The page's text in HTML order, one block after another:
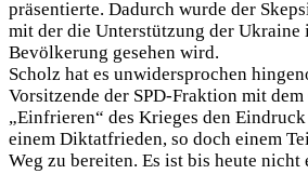
präsentierte. Dadurch wurde der
mit der die Unterstützung der Ukraine
Bevölkerung gesehen wird.
Scholz hat es unwidersprochen
Vorsitzende der SPD-Fraktion mit dem
„Einfrieren“ des Krieges den
einem Diktatfrieden, so doch einem
Weg zu bereiten. Es ist bis heute nicht